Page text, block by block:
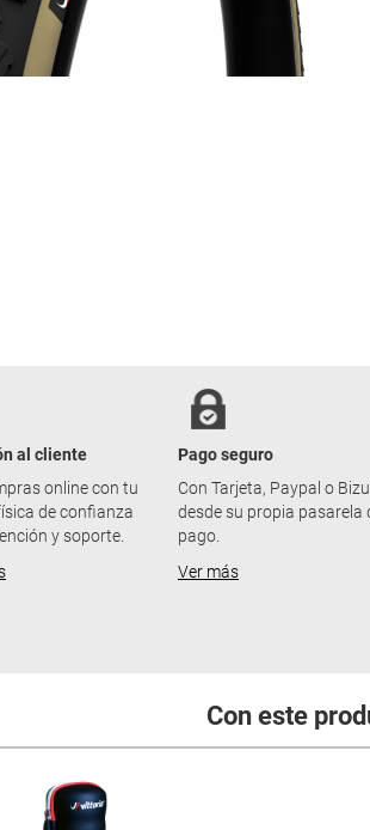
al cliente
online con tu
de confianza
y soporte.
Pago seguro
Con Tarjeta, Paypal o
desde su propia pasarela
pago.
Ver más
Con este